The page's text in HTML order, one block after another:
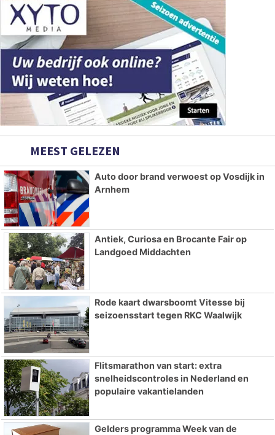
MEEST GELEZEN
Auto door brand verwoest op Vosdijk in
Arnhem
Antiek, Curiosa en Brocante Fair op
Landgoed Middachten
Rode kaart dwarsboomt Vitesse bij
seizoensstart tegen RKC Waalwijk
Flitsmarathon van start: extra
snelheidscontroles in Nederland en
populaire vakantielanden
Gelders programma Week van de